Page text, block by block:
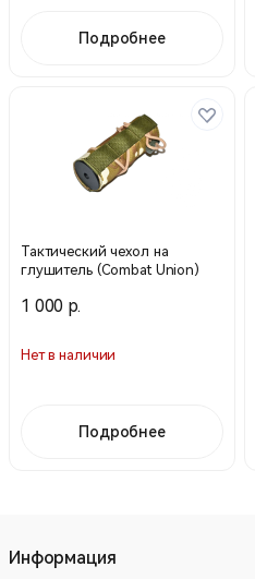
Подробнее
Тактический чехол на
глушитель (Combat Union)
1 000 р.
Нет в наличии
Подробнее
Информация